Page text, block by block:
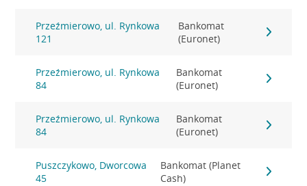
Przeźmierowo, ul. Rynkowa
121
Bankomat
(Euronet)
Przeźmierowo, ul. Rynkowa
84
Bankomat
(Euronet)
Przeźmierowo, ul. Rynkowa
84
Bankomat
(Euronet)
Puszczykowo, Dworcowa
45
Bankomat (Planet
Cash)